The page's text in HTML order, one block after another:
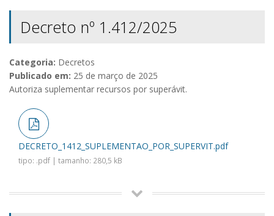
Decreto nº 1.412/2025
Categoria: Decretos
Publicado em: 25 de março de 2025
Autoriza suplementar recursos por superávit.
DECRETO_1412_SUPLEMENTAO_POR_SUPERVIT.pdf
tipo: .pdf | tamanho: 280,5 kB